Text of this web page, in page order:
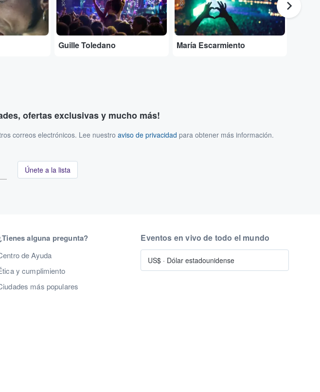
Guille Toledano María Escarmiento
ofertas exclusivas y mucho más!
correos electrónicos. Lee nuestro aviso de privacidad para obtener más información.
Únete a la lista
alguna pregunta?
de Ayuda
y cumplimiento
más populares
Eventos en vivo de todo el mundo
US$ · Dólar estadounidense